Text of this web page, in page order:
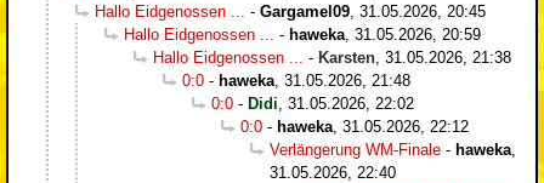
Hallo Eidgenossen ...
- Gargamel09 31.05.2026, 20:45
Hallo Eidgenossen ...
- haweka 31.05.2026, 20:59
Hallo Eidgenossen ...
- Karsten 31.05.2026, 21:38
0:0 - haweka 31.05.2026, 21:48
0:0 - Didi 31.05.2026, 22:02
0:0 - haweka 31.05.2026, 22:12
Verlängerung WM-Finale - haweka
31.05.2026, 22:40